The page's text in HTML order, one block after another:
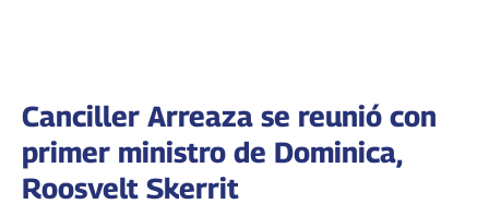
Canciller Arreaza se reunió con
primer ministro de Dominica,
Roosvelt Skerrit